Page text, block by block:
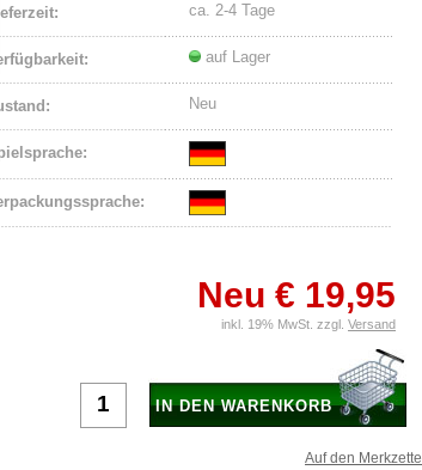
ca. 2-4 Tage
auf Lager
Neu
Neu € 19,95
inkl. 19% MwSt. zzgl. Versand
IN DEN WARENKORB
Auf den Merkzettel